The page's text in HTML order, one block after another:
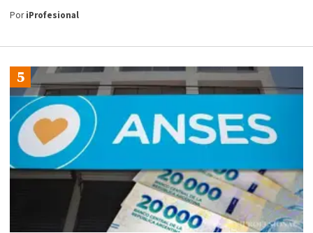
PoriProfesional